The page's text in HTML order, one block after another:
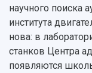
научного поиска
института
нова: в
станков Центра
появляются